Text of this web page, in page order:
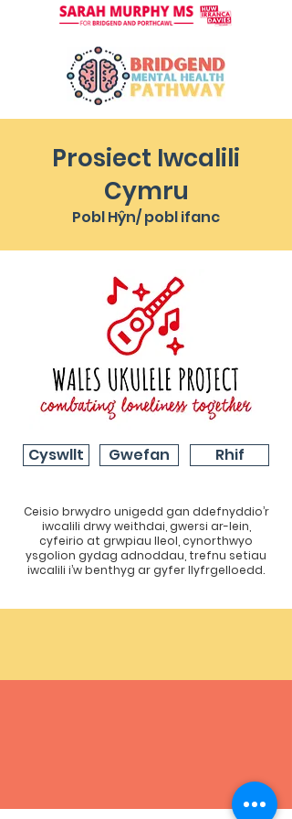
Prosiect Iwcalili
Cymru
Pobl Hŷn/ pobl ifanc
Cyswllt Gwefan Rhif
Ceisio brwydro unigedd gan ddefnyddio’r
iwcalili drwy weithdai, gwersi ar-lein,
cyfeirio at grwpiau lleol, cynorthwyo
ysgolion gydag adnoddau, trefnu setiau
iwcalili i’w benthyg ar gyfer llyfrgelloedd.